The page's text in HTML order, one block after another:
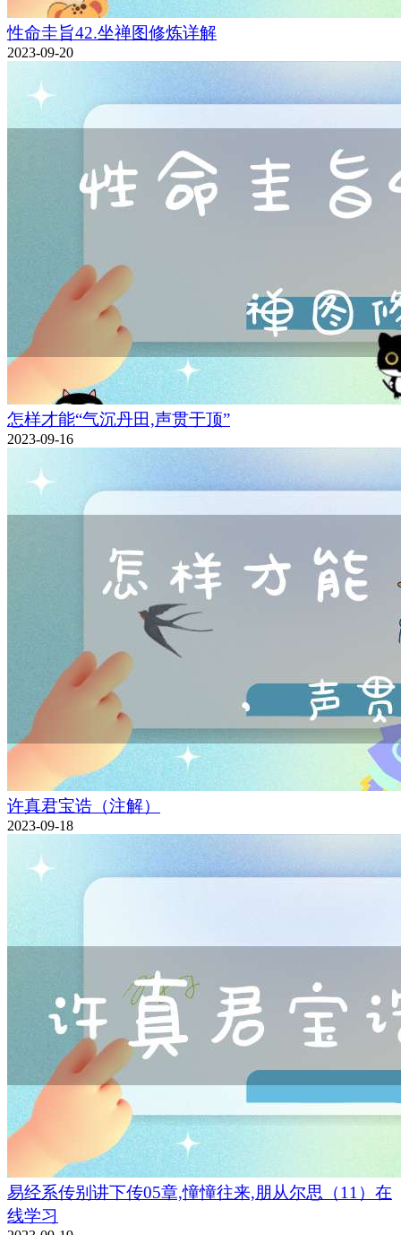
性命圭旨42.坐禅图修炼详解
2023-09-20
怎样才能“气沉丹田,声贯于顶”
2023-09-16
许真君宝诰（注解）
2023-09-18
易经系传别讲下传05章,憧憧往来,朋从尔思（11）在
线学习